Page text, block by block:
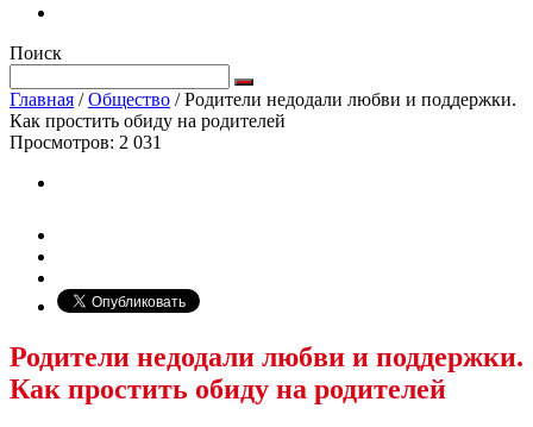
Поиск
Главная /Общество /Родители недодали любви и поддержки.
Как простить обиду на родителей
Просмотров: 2 031
Родители недодали любви и поддержки.
Как простить обиду на родителей